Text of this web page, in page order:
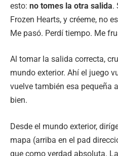
esto: no tomes la otra salida.
Frozen Hearts, y créeme, no
Me pasó. Perdí tiempo. Me
Al tomar la salida correcta,
mundo exterior. Ahí el juego
vuelve también esa pequeña
bien.
Desde el mundo exterior,
mapa (arriba en el pad
que como verdad absoluta.